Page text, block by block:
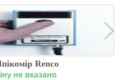
Renco
не вказано